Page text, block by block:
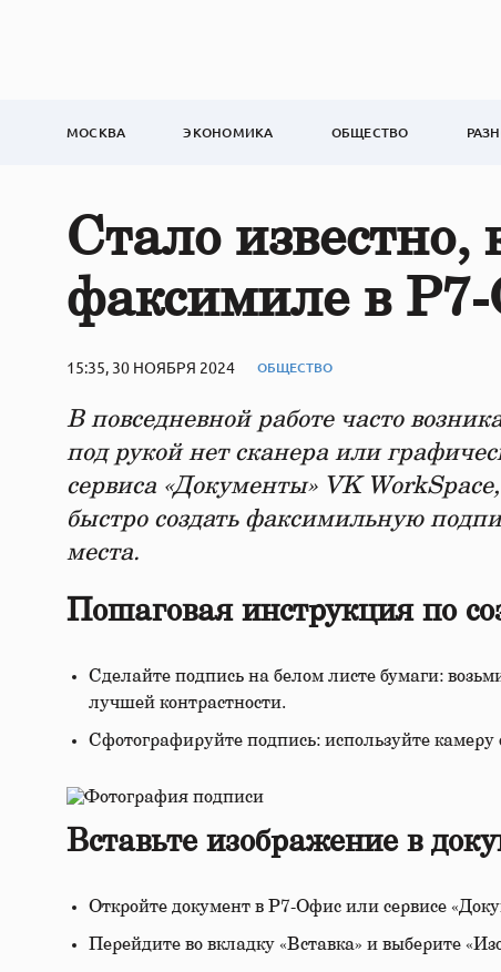
МОСКВА ЭКОНОМИКА ОБЩЕСТВО
Стало известно,
факсимиле в
15:35, 30 НОЯБРЯ 2024 ОБЩЕСТВО
В повседневной работе часто
под рукой нет сканера или
сервиса «Документы» VK
быстро создать факсимильную
места.
Пошаговая инструкция по
Сделайте подпись на белом листе бумаги:
лучшей контрастности.
Сфотографируйте подпись: используйте
Вставьте изображение в
Откройте документ в Р7-Офис или сервисе
Перейдите во вкладку «Вставка» и выберите